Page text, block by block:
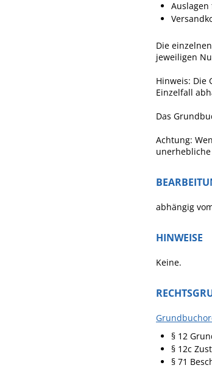
Die
jeweiligen
Hinweis: Die
Einzelfall
Das
Achtung:
abhängig
HINWEISE
Keine.
§ 12
§ 12c
§ 71